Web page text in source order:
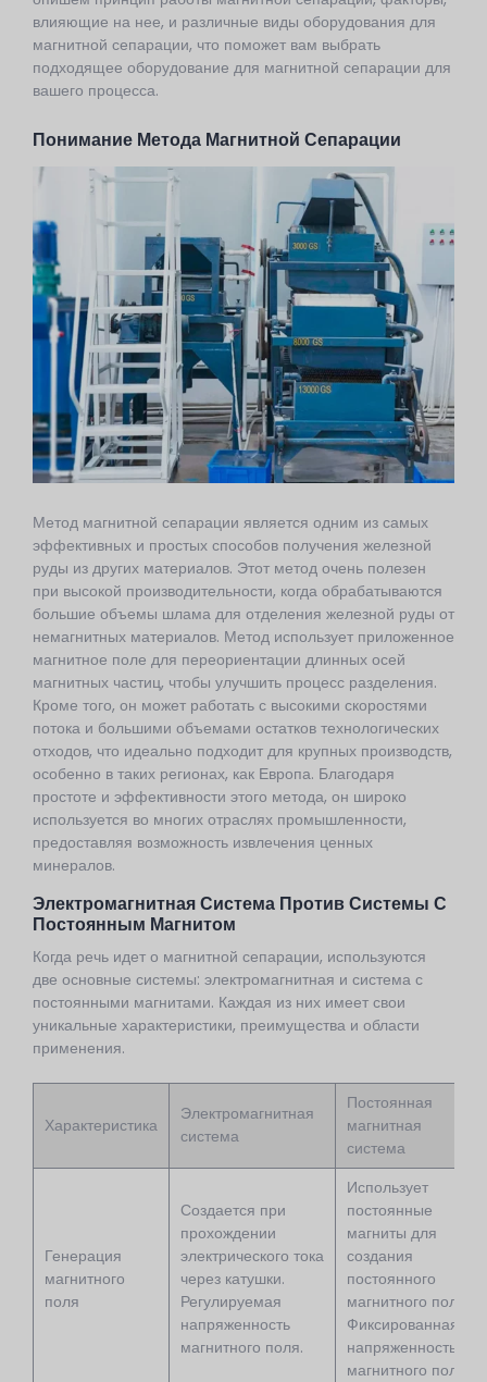
влияющие на нее, и различные виды оборудования для
магнитной сепарации, что поможет вам выбрать
подходящее оборудование для магнитной сепарации для
вашего процесса.
Понимание Метода Магнитной Сепарации
Метод магнитной сепарации является одним из самых
эффективных и простых способов получения железной
руды из других материалов. Этот метод очень полезен
при высокой производительности, когда обрабатываются
большие объемы шлама для отделения железной руды от
немагнитных материалов. Метод использует приложенное
магнитное поле для переориентации длинных осей
магнитных частиц, чтобы улучшить процесс разделения.
Кроме того, он может работать с высокими скоростями
потока и большими объемами остатков технологических
отходов, что идеально подходит для крупных производств,
особенно в таких регионах, как Европа. Благодаря
простоте и эффективности этого метода, он широко
используется во многих отраслях промышленности,
предоставляя возможность извлечения ценных
минералов.
Электромагнитная Система Против Системы С
Постоянным Магнитом
Когда речь идет о магнитной сепарации, используются
две основные системы: электромагнитная и система с
постоянными магнитами. Каждая из них имеет свои
уникальные характеристики, преимущества и области
применения.
Характеристика
Электромагнитная
система
Постоянная
магнитная
система
Генерация
магнитного
поля
Создается при
прохождении
электрического тока
через катушки.
Регулируемая
напряженность
магнитного поля.
Использует
постоянные
магниты для
создания
постоянного
магнитного поля.
Фиксированная
напряженность
магнитного поля.